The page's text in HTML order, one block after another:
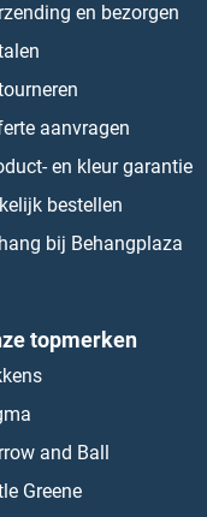
en bezorgen
aanvragen
en kleur garantie
bestellen
bij Behangplaza
topmerken
and Ball
Greene